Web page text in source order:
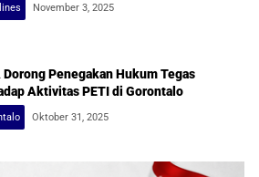
November 3, 2025
Dorong Penegakan Hukum Tegas
Aktivitas PETI di Gorontalo
Oktober 31, 2025